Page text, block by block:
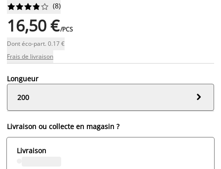





 (8)
16,50 €/PCS
Dont éco-part. 0.17 €
Frais de livraison
Longueur
200

Livraison ou collecte en magasin ?
Livraison